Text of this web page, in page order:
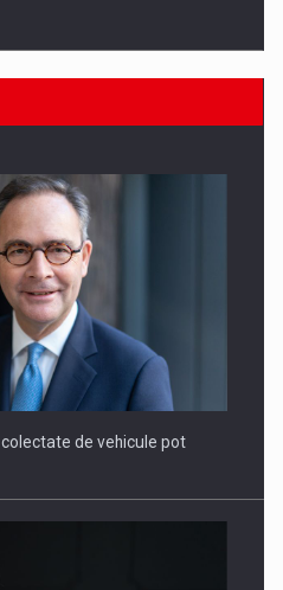
DELIVER TECHNOLOGY FOR
de vehicule pot